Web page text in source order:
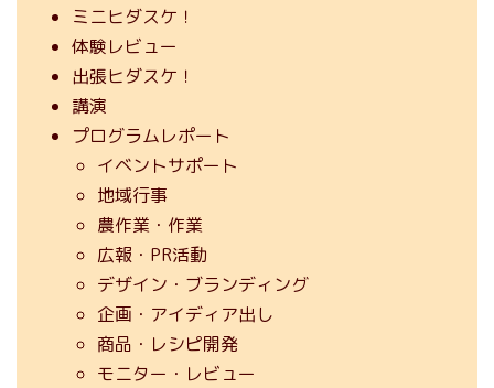
ミニヒダスケ！
体験レビュー
出張ヒダスケ！
講演
プログラムレポート
イベントサポート
地域行事
農作業・作業
広報・PR活動
デザイン・ブランディング
企画・アイディア出し
商品・レシピ開発
モニター・レビュー